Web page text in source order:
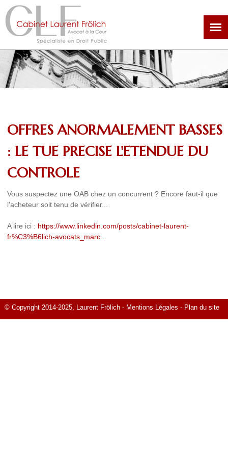
Aller
au
contenu
principal
OFFRES ANORMALEMENT BASSES
: LE TUE PRECISE L'ETENDUE DU
CONTROLE
Vous suspectez une OAB chez un concurrent ? Encore faut-il que
l'acheteur soit tenu de vérifier...
A lire ici : https://www.linkedin.com/posts/cabinet-laurent-
fr%C3%B6lich-avocats_marc...
© Copyright 2014-2025, Laurent Frölich - Mentions Légales - Plan du site